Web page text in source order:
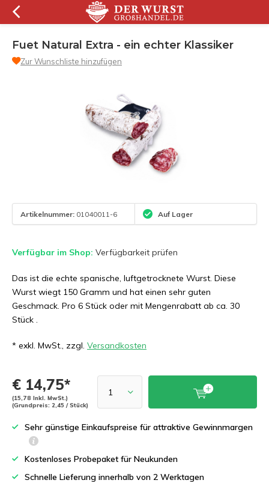
Fuet Natural Extra - ein echter Klassiker
Zur Wunschliste hinzufügen
Artikelnummer: 01040011-6 Auf Lager
Verfügbar im Shop: Verfügbarkeit prüfen
Das ist die echte spanische, luftgetrocknete Wurst. Diese
Wurst wiegt 150 Gramm und hat einen sehr guten
Geschmack. Pro 6 Stück oder mit Mengenrabatt ab ca. 30
Stück .
* exkl. MwSt., zzgl. Versandkosten
€ 14,75*
(15,78 Inkl. MwSt.)
(Grundpreis: 2,45 / Stück)
Sehr günstige Einkaufspreise für attraktive Gewinnmargen
Kostenloses Probepaket für Neukunden
Schnelle Lieferung innerhalb von 2 Werktagen